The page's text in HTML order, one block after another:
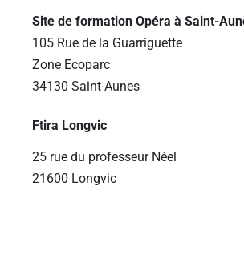
Site de formation Opéra à Saint-
105 Rue de la Guarriguette
Zone Ecoparc
34130 Saint-Aunes
Ftira Longvic
25 rue du professeur Néel
21600 Longvic